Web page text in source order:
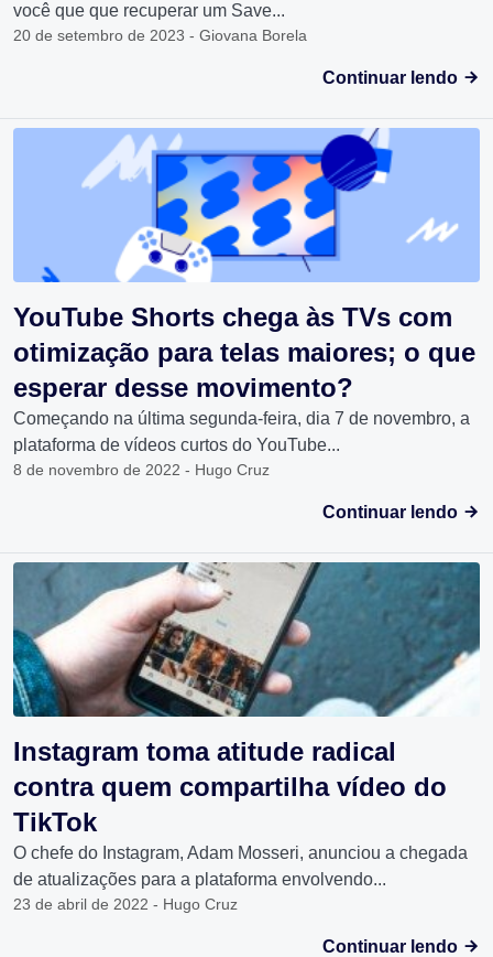
você que que recuperar um Save...
20 de setembro de 2023 - Giovana Borela
Continuar lendo
YouTube Shorts chega às TVs com
otimização para telas maiores; o que
esperar desse movimento?
Começando na última segunda-feira, dia 7 de novembro, a
plataforma de vídeos curtos do YouTube...
8 de novembro de 2022 - Hugo Cruz
Continuar lendo
Instagram toma atitude radical
contra quem compartilha vídeo do
TikTok
O chefe do Instagram, Adam Mosseri, anunciou a chegada
de atualizações para a plataforma envolvendo...
23 de abril de 2022 - Hugo Cruz
Continuar lendo